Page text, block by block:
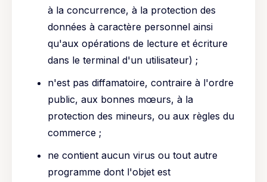
à la concurrence, à la protection des
données à caractère personnel ainsi
qu'aux opérations de lecture et écriture
dans le terminal d'un utilisateur) ;
n'est pas diffamatoire, contraire à l'ordre
public, aux bonnes mœurs, à la
protection des mineurs, ou aux règles du
commerce ;
ne contient aucun virus ou tout autre
programme dont l'objet est